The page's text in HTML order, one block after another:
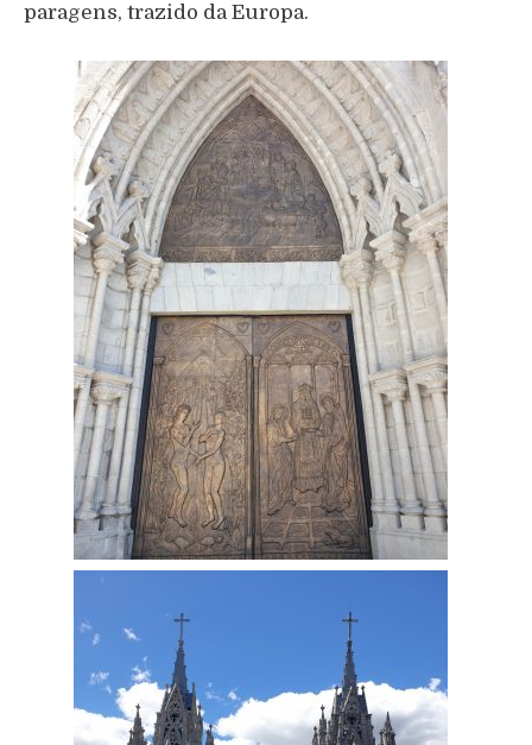
paragens, trazido da Europa.